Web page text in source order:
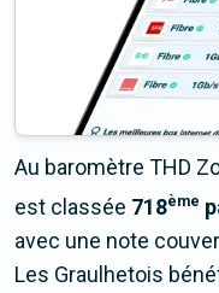
Au baromètre THD
est classée 718ème
avec une note
Les Graulhetois